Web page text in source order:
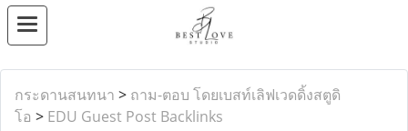
กระดานสนทนา > ถาม-ตอบ โดยเบสท์เลิฟเวดดิ้งสตูดิ
โอ > EDU Guest Post Backlinks